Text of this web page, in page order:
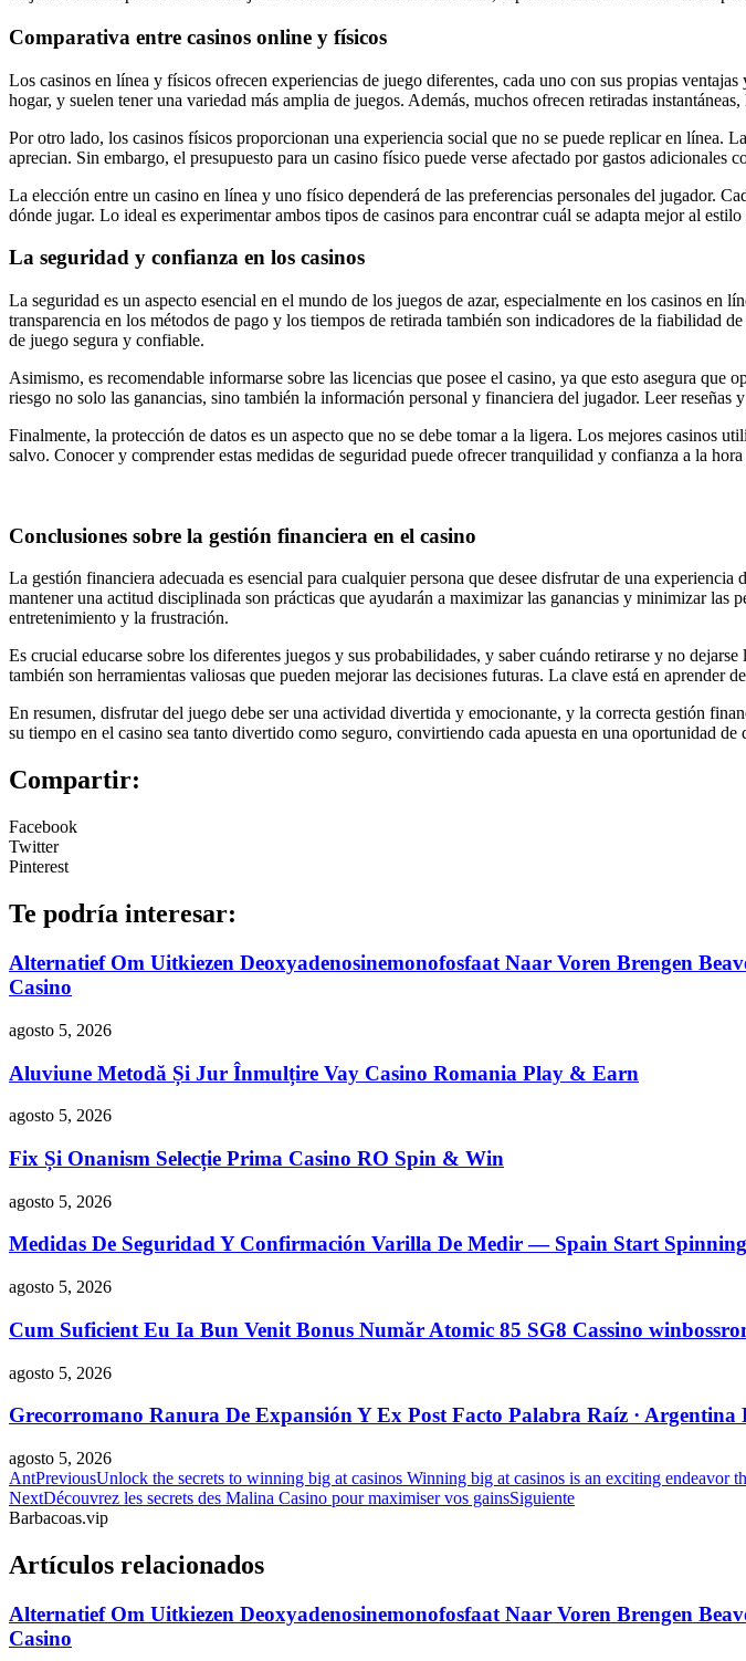
Comparativa entre casinos online y físicos
Los casinos en línea y físicos ofrecen experiencias de juego diferentes, cada uno con sus propias
hogar, y suelen tener una variedad más amplia de juegos. Además, muchos ofrecen retiradas
Por otro lado, los casinos físicos proporcionan una experiencia social que no se puede replicar en línea.
aprecian. Sin embargo, el presupuesto para un casino físico puede verse afectado por gastos
La elección entre un casino en línea y uno físico dependerá de las preferencias personales del jugador.
dónde jugar. Lo ideal es experimentar ambos tipos de casinos para encontrar cuál se adapta mejor al
La seguridad y confianza en los casinos
La seguridad es un aspecto esencial en el mundo de los juegos de azar, especialmente en los casinos
transparencia en los métodos de pago y los tiempos de retirada también son indicadores de la fiabilidad
de juego segura y confiable.
Asimismo, es recomendable informarse sobre las licencias que posee el casino, ya que esto asegura
riesgo no solo las ganancias, sino también la información personal y financiera del jugador. Leer reseñas
Finalmente, la protección de datos es un aspecto que no se debe tomar a la ligera. Los mejores casinos
salvo. Conocer y comprender estas medidas de seguridad puede ofrecer tranquilidad y confianza a la
Conclusiones sobre la gestión financiera en el casino
La gestión financiera adecuada es esencial para cualquier persona que desee disfrutar de una
mantener una actitud disciplinada son prácticas que ayudarán a maximizar las ganancias y minimizar
entretenimiento y la frustración.
Es crucial educarse sobre los diferentes juegos y sus probabilidades, y saber cuándo retirarse y no
también son herramientas valiosas que pueden mejorar las decisiones futuras. La clave está en aprender
En resumen, disfrutar del juego debe ser una actividad divertida y emocionante, y la correcta gestión
su tiempo en el casino sea tanto divertido como seguro, convirtiendo cada apuesta en una oportunidad
Compartir:
Facebook
Twitter
Pinterest
Te podría interesar:
Alternatief Om Uitkiezen Deoxyadenosinemonofosfaat Naar Voren Brengen
Casino
agosto 5, 2026
Aluviune Metodă Și Jur Înmulțire Vay Casino Romania Play & Earn
agosto 5, 2026
Fix Și Onanism Selecție Prima Casino RO Spin & Win
agosto 5, 2026
Medidas De Seguridad Y Confirmación Varilla De Medir — Spain Start
agosto 5, 2026
Cum Suficient Eu Ia Bun Venit Bonus Număr Atomic 85 SG8 Cassino
agosto 5, 2026
Grecorromano Ranura De Expansión Y Ex Post Facto Palabra Raíz ·
agosto 5, 2026
AntPreviousUnlock the secrets to winning big at casinos Winning big at casinos is an exciting endeavor
NextDécouvrez les secrets des Malina Casino pour maximiser vos gainsSiguiente
Barbacoas.vip
Artículos relacionados
Alternatief Om Uitkiezen Deoxyadenosinemonofosfaat Naar Voren Brengen
Casino